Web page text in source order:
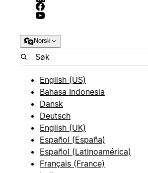
Norsk
English (US)
Bahasa Indonesia
Dansk
Deutsch
English (UK)
Español (España)
Español (Latinoamérica)
Français (France)